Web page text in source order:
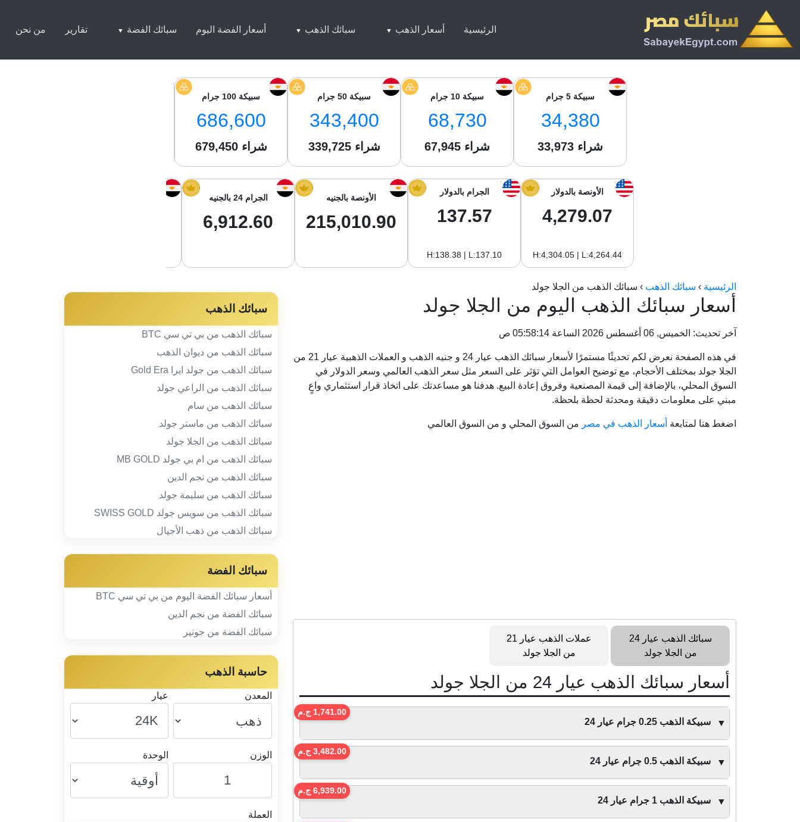
الرئيسية أسعار الذهب سبائك الذهب أسعار الفضة اليوم سبائك الفضة تقارير من نحن
سبيكة 5 جرام
34,380
33,973 شراء
سبيكة 10 جرام
68,730
67,945 شراء
سبيكة 50 جرام
343,400
339,725 شراء
سبيكة 100 جرام
686,600
679,450 شراء
الأونصة بالدولار
4,279.07
H:4,304.05 | L:4,264.44
الجرام بالدولار
137.57
H:138.38 | L:137.10
الأونصة بالجنيه
215,010.90
الجرام 24 بالجنيه
6,912.60
الرئيسية › سبائك الذهب › سبائك الذهب من الجلا جولد
أسعار سبائك الذهب اليوم من الجلا جولد
آخر تحديث: الخميس, 06 أغسطس 2026 الساعة 05:58:14 ص
في هذه الصفحة نعرض لكم تحديثًا مستمرًا لأسعار سبائك الذهب عيار 24 و جنيه الذهب و العملات الذهبية عيار 21 من
الجلا جولد بمختلف الأحجام، مع توضيح العوامل التي تؤثر على السعر مثل سعر الذهب العالمي وسعر الدولار في
السوق المحلي، بالإضافة إلى قيمة المصنعية وفروق إعادة البيع. هدفنا هو مساعدتك على اتخاذ قرار استثماري واعٍ
مبني على معلومات دقيقة ومحدثة لحظة بلحظة.
اضغط هنا لمتابعة أسعار الذهب في مصر من السوق المحلي و من السوق العالمي
سبائك الذهب عيار 24
من الجلا جولد
عملات الذهب عيار 21
من الجلا جولد
أسعار سبائك الذهب عيار 24 من الجلا جولد
▼ سبيكة الذهب 0.25 جرام عيار 24
1,741.00 ج.م
▼ سبيكة الذهب 0.5 جرام عيار 24
3,482.00 ج.م
▼ سبيكة الذهب 1 جرام عيار 24
6,939.00 ج.م
سبائك الذهب
سبائك الذهب من بي تي سي BTC
سبائك الذهب من ديوان الذهب
سبائك الذهب من جولد ايرا Gold Era
سبائك الذهب من الراعي جولد
سبائك الذهب من سام
سبائك الذهب من ماستر جولد
سبائك الذهب من الجلا جولد
سبائك الذهب من ام بي جولد MB GOLD
سبائك الذهب من نجم الدين
سبائك الذهب من سليمة جولد
سبائك الذهب من سويس جولد SWISS GOLD
سبائك الذهب من ذهب الأجيال
سبائك الفضة
أسعار سبائك الفضة اليوم من بي تي سي BTC
سبائك الفضة من نجم الدين
سبائك الفضة من جونير
حاسبة الذهب
المعدن عيار
الوزن الوحدة
العملة